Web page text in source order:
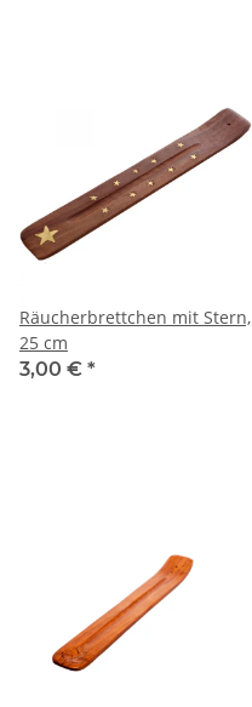
Räucherbrettchen mit Stern,
25 cm
3,00 € *